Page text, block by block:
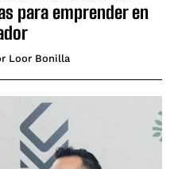
para emprender en
Loor Bonilla